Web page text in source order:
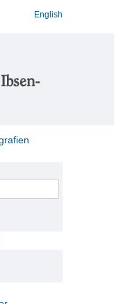
English